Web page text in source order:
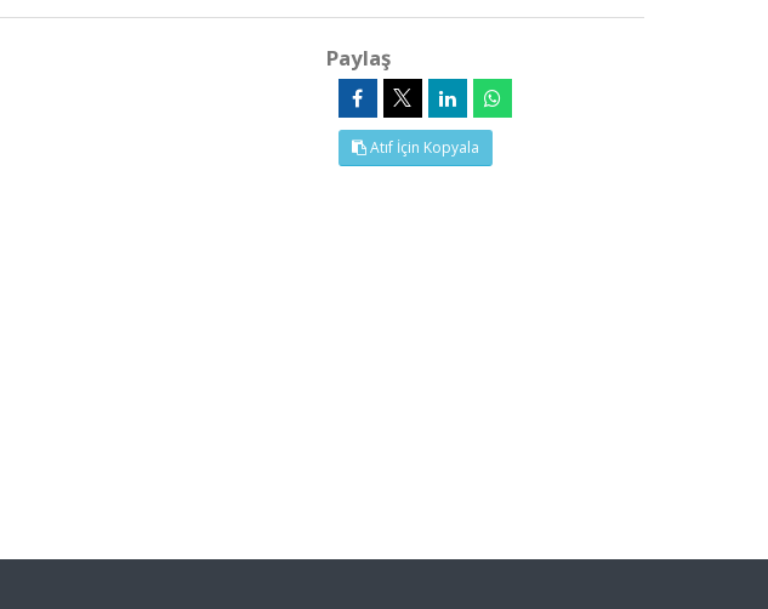
Paylaş
Atıf İçin Kopyala